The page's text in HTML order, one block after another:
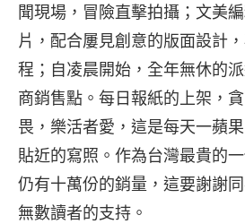
聞現場，冒險直擊拍攝；文美
片，配合屢見創意的版面設計
程；自凌晨開始，全年無休的
商銷售點。每日報紙的上架，
畏，樂活者愛，這是每天一蘋
貼近的寫照。作為台灣最貴的
仍有十萬份的銷量，這要謝謝
無數讀者的支持。